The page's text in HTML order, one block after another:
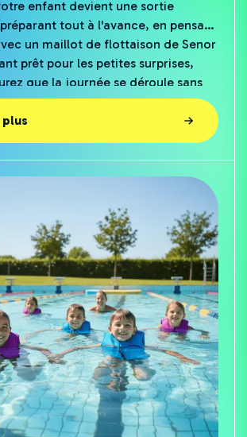
tout à l'avance, en pensant
un maillot de flottaison de Senor
prêt pour les petites surprises,
que la journée se déroule sans
pouvez ainsi profiter de l'eau
stress et avec un grand sourire.
plus